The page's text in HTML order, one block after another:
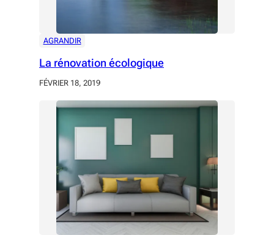
AGRANDIR
La rénovation écologique
FÉVRIER 18, 2019